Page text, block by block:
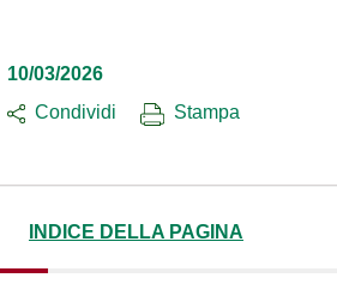
10/03/2026
Condividi
Stampa
INDICE DELLA PAGINA